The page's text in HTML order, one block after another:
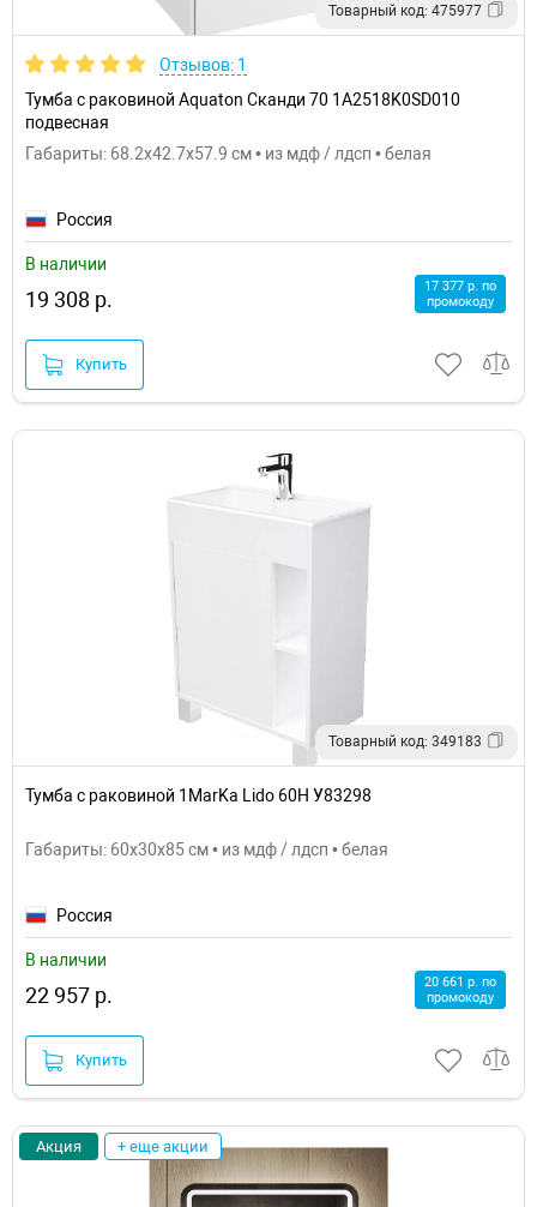
Товарный код: 475977
Отзывов: 1
Тумба с раковиной Aquaton Сканди 70 1A2518K0SD010
подвесная
Габариты: 68.2x42.7x57.9 см • из мдф / лдсп • белая
Россия
В наличии
19 308 р.
17 377 р. по
промокоду
Купить
Товарный код: 349183
Тумба с раковиной 1MarKa Lido 60Н У83298
Габариты: 60x30x85 см • из мдф / лдсп • белая
Россия
В наличии
22 957 р.
20 661 р. по
промокоду
Купить
Акция + еще акции